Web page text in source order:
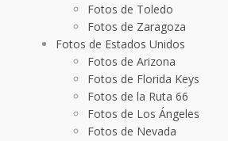
Fotos de Toledo
Fotos de Zaragoza
Fotos de Estados Unidos
Fotos de Arizona
Fotos de Florida Keys
Fotos de la Ruta 66
Fotos de Los Ángeles
Fotos de Nevada